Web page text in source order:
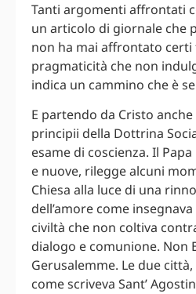
Tanti argomenti affrontati
un articolo di giornale che
non ha mai affrontato certi
pragmaticità che non
indica un cammino che è
E partendo da Cristo anche
principii della Dottrina
esame di coscienza. Il
e nuove, rilegge alcuni
Chiesa alla luce di una
dell’amore come
civiltà che non coltiva
dialogo e comunione. Non
Gerusalemme. Le due
come scriveva Sant’